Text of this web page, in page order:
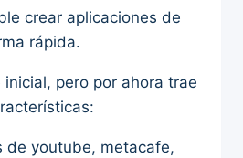
crear aplicaciones de
rápida.
inicial, pero por ahora trae
de youtube, metacafe,